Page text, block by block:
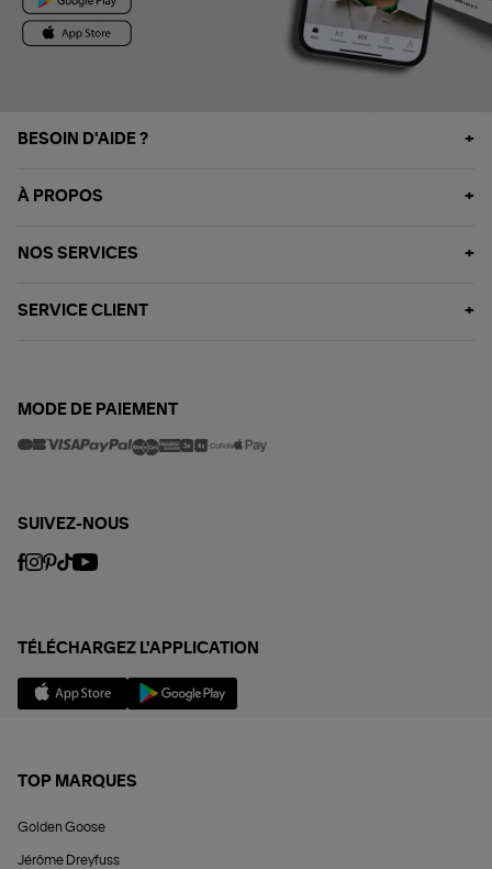
BESOIN D'AIDE ?
À PROPOS
NOS SERVICES
SERVICE CLIENT
MODE DE PAIEMENT
SUIVEZ-NOUS
TÉLÉCHARGEZ L'APPLICATION
TOP MARQUES
Golden Goose
Jérôme Dreyfuss